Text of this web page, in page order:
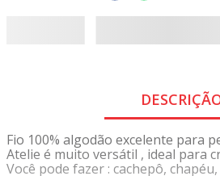
Fio 100% algodão excelente para
Atelie é muito versátil , ideal para
Você pode fazer : cachepô,